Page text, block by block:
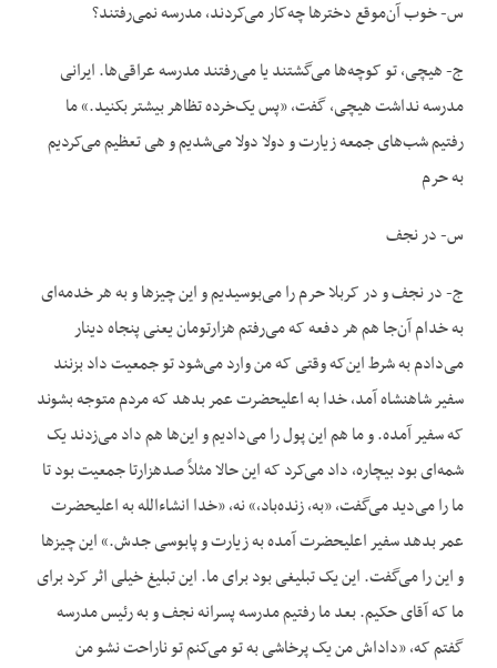
س- خوب آن‌موقع دخترها چه‌کار می‌کردند، مدرسه نمی‌رفتند؟
ج- هیچی، تو کوچه‌ها می‌گشتند یا می‌رفتند مدرسه عراقی‌ها. ایرانی
مدرسه نداشت هیچی، گفت، «پس یک‌خرده تظاهر بیشتر بکنید.» ما
رفتیم شب‌های جمعه زیارت و دولا دولا می‌شدیم و هی تعظیم می‌کردیم
به حرم
س- در نجف
ج- در نجف و در کربلا حرم را می‌بوسیدیم و این چیزها و به هر خدمه‌ای
به خدام آن‌جا هم هر دفعه که می‌رفتم هزارتومان یعنی پنجاه دینار
می‌دادم به شرط این‌که وقتی که من وارد می‌شود تو جمعیت داد بزنند
سفیر شاهنشاه آمد، خدا به اعلیحضرت عمر بدهد که مردم متوجه بشوند
که سفیر آمده. و ما هم این پول را می‌دادیم و این‌ها هم داد می‌زدند یک
شمه‌ای بود بیچاره، داد می‌کرد که این حالا مثلاً صدهزارتا جمعیت بود تا
ما را می‌دید می‌گفت، «به، زنده‌باد،» نه، «خدا انشاءالله به اعلیحضرت
عمر بدهد سفیر اعلیحضرت آمده به زیارت و پابوسی جدش.» این چیزها
و این را می‌گفت. این یک تبلیغی بود برای ما. این تبلیغ خیلی اثر کرد برای
ما که آقای حکیم. بعد ما رفتیم مدرسه پسرانه نجف و به رئیس مدرسه
گفتم که، «داداش من یک پرخاشی به تو می‌کنم تو ناراحت نشو من